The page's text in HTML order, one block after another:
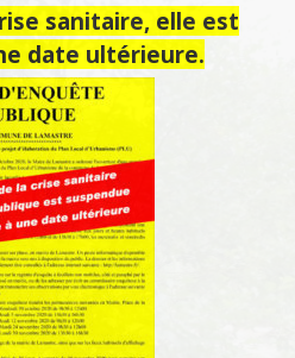
sanitaire, elle est
date ultérieure.